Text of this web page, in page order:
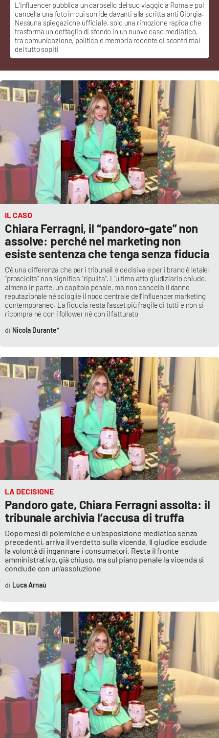
VIDEO
Ambiente
Cronaca
Cultura
Economia e Lavoro
Politica
Sanità
Società
Sport
RUBRICHE
Parchi Marini Calabria
Leggendo Alvaro insieme
Le perfidie di Antonella Grippo
Venti di comunicazione
STREAMING
LaC TV
LaC Network
LaC OnAir
EDIZIONI
LOCALI
Catanzaro
Crotone
Reggio Calabria
Cosenza
Lamezia Terme
PROGETTI
SPECIALI
L’influencer pubblica un carosello del suo viaggio a Roma e poi
cancella una foto in cui sorride davanti alla scritta anti Giorgia.
Nessuna spiegazione ufficiale, solo una rimozione rapida che
trasforma un dettaglio di sfondo in un nuovo caso mediatico,
tra comunicazione, politica e memoria recente di scontri mai
del tutto sopiti
IL CASO
Chiara Ferragni, il “pandoro-gate” non
assolve: perché nel marketing non
esiste sentenza che tenga senza fiducia
C’è una differenza che per i tribunali è decisiva e per i brand è letale:
“prosciolta” non significa “ripulita”. L’ultimo atto giudiziario chiude,
almeno in parte, un capitolo penale, ma non cancella il danno
reputazionale né scioglie il nodo centrale dell’influencer marketing
contemporaneo. La fiducia resta l’asset più fragile di tutti e non si
ricompra né con i follower né con il fatturato
Nicola Durante*
LA DECISIONE
Pandoro gate, Chiara Ferragni assolta: il
tribunale archivia l’accusa di truffa
Dopo mesi di polemiche e un’esposizione mediatica senza
precedenti, arriva il verdetto sulla vicenda. Il giudice esclude
la volontà di ingannare i consumatori. Resta il fronte
amministrativo, già chiuso, ma sul piano penale la vicenda si
conclude con un’assoluzione
Luca Arnaù